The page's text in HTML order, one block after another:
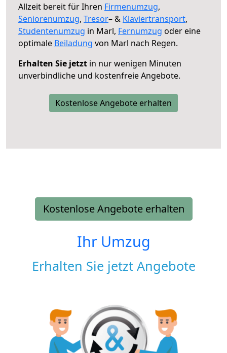
Allzeit bereit für Ihren Firmenumzug,
Seniorenumzug, Tresor– & Klaviertransport,
Studentenumzug in Marl, Fernumzug oder eine
optimale Beiladung von Marl nach Regen.
Erhalten Sie jetzt in nur wenigen Minuten
unverbindliche und kostenfreie Angebote.
Kostenlose Angebote erhalten
Kostenlose Angebote erhalten
Ihr Umzug
Erhalten Sie jetzt Angebote